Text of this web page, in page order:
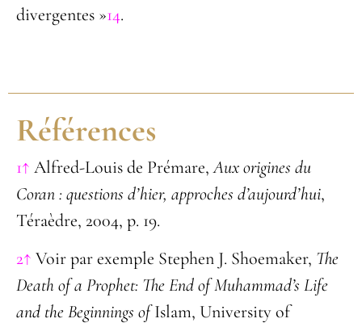
divergentes »14.
Références
1↑ Alfred-Louis de Prémare,Aux origines du
Coran : questions d’hier, approches d’aujourd’hui,
Téraèdre, 2004, p. 19.
2↑ Voir par exemple Stephen J. Shoemaker, The
Death of a Prophet: The End of Muhammad’s Life
and the Beginnings ofIslam, University of